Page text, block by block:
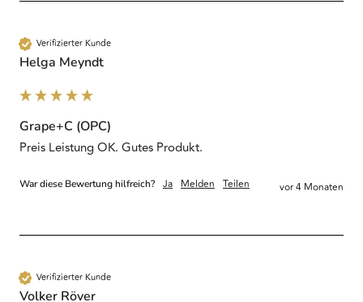
Verifizierter Kunde
Helga Meyndt
Grape+C (OPC)
Preis Leistung OK. Gutes Produkt.
War diese Bewertung hilfreich? Ja Melden Teilen vor 4 Monaten
Verifizierter Kunde
Volker Röver